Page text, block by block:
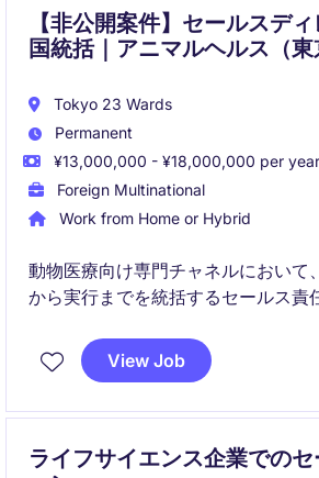
【非公開案件】セールスデ
国統括｜アニマルヘルス（東
Tokyo 23 Wards
Permanent
¥13,000,000 - ¥18,000,000 per year
Foreign Multinational
Work from Home or Hybrid
動物医療向け専門チャネルにおいて
から実行までを統括するセールス責
営業組織のマネジメントおよび外部
View Job
ライフサイエンス企業での